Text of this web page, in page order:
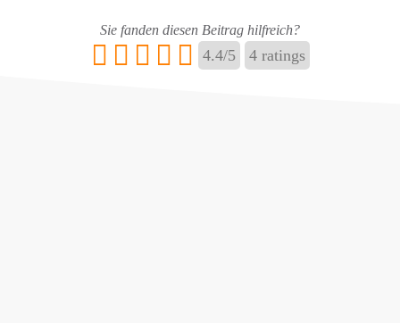
E-Mail*
Sie fanden diesen Beitrag hilfreich?
4.4/5 4ratings